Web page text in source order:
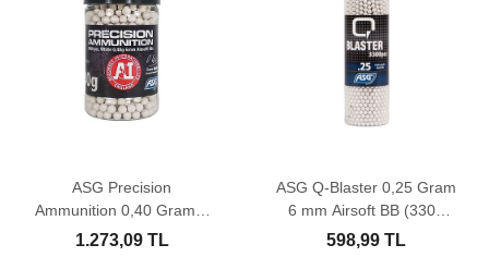
ASG Precision
Ammunition 0,40 Gram 6
mm Airsoft BB (1000
1.273,09 TL
ASG Q-Blaster 0,25 Gram
6 mm Airsoft BB (3300
Adet)
598,99 TL